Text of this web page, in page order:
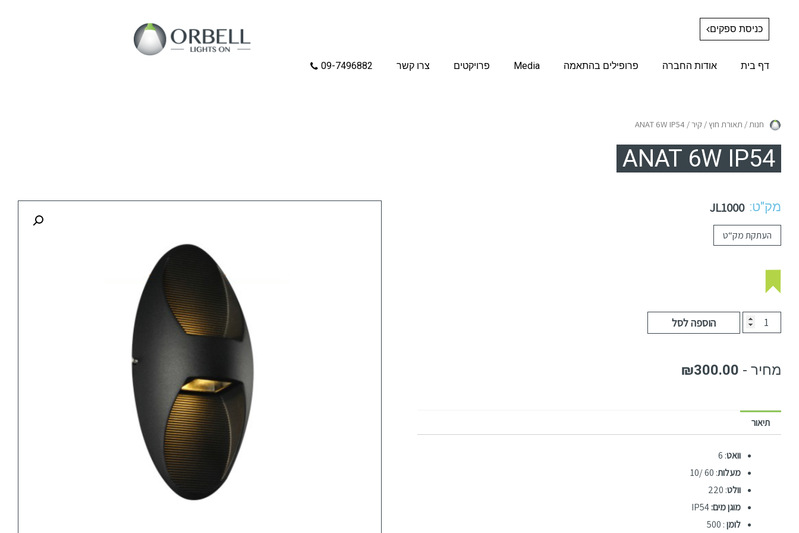
כניסת ספקים
דף בית אודות החברה פרופילים בהתאמה Media פרויקטים צרו קשר 09-7496882
חנות/ תאורת חוץ /קיר/ ANAT 6W IP54
ANAT 6W IP54
מק"ט: JL1000
העתקת מק“ט
הוספה לסל
₪300.00
תיאור
וואט: 6
מעלות: 60 /10
וולט: 220
מוגן מים:
לומן: 500